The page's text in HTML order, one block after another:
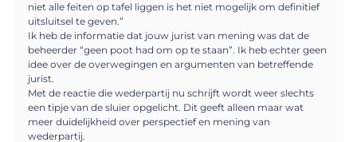
niet alle feiten op tafel liggen is het niet mogelijk om definitief
uitsluitsel te geven.”
Ik heb de informatie dat jouw jurist van mening was dat de
beheerder “geen poot had om op te staan”. Ik heb echter geen
idee over de overwegingen en argumenten van betreffende
jurist.
Met de reactie die wederpartij nu schrijft wordt weer slechts
een tipje van de sluier opgelicht. Dit geeft alleen maar wat
meer duidelijkheid over perspectief en mening van
wederpartij.